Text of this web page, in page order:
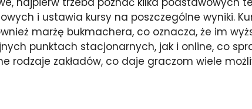
i ustawia kursy na poszczególne wyniki.
marżę bukmachera, co oznacza, że im
punktach stacjonarnych, jak i online, co
rodzaje zakładów, co daje graczom wiele